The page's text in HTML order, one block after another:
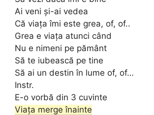
Ai veni și-ai vedea
Că viața îmi este grea, of, of..
Grea e viața atunci când
Nu e nimeni pe pământ
Să te iubească pe tine
Să ai un destin în lume of, of…
Instr.
E-o vorbă din 3 cuvinte
Viața merge înainte